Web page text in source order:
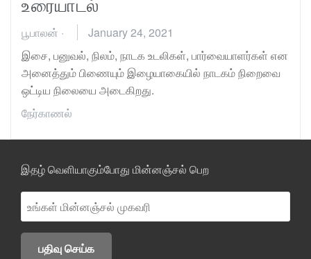
பூபாலன் ·
January 24, 2021
இசை, பனுவல், நிலம், நாடக உடலிகள், பார்வையாளர்கள் என
அனைத்தும் பிணையும் இழையாகையில் நாடகம் நிறைவை
ஒட்டிய நிலையை அடைகிறது.
நேர்காணல்
இதழ் வெளியாகும்போது மின்னஞ்சல் பெற